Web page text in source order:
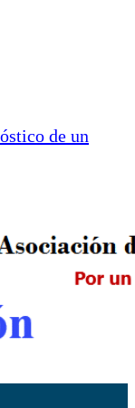
de un